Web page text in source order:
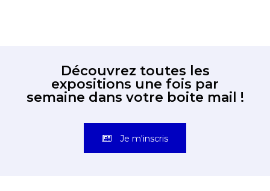
Découvrez toutes les
expositions une fois par
semaine dans votre boite mail !
Je m'inscris